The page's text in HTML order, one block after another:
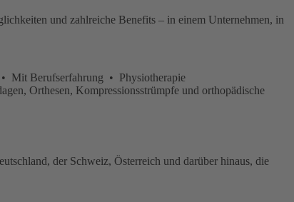
und zahlreiche Benefits – in einem Unternehmen, in
Mit Berufserfahrung • Physiotherapie
Orthesen, Kompressionsstrümpfe und orthopädische
der Schweiz, Österreich und darüber hinaus, die